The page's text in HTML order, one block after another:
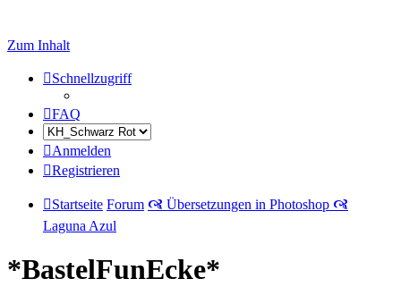
Zum Inhalt
Schnellzugriff
FAQ
Anmelden
Registrieren
Startseite Forum 🙧 Übersetzungen in Photoshop 🙧
Laguna Azul
*BastelFunEcke*